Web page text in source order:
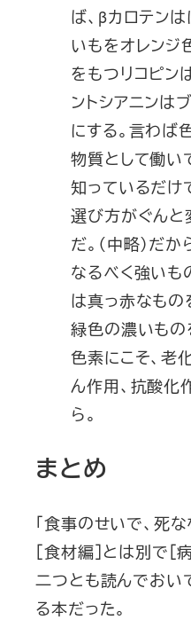
ば、βカロテン
いもをオレンジ
をもつリコピン
ントシアニンは
にする。言わば
物質として働い
知っているだけ
選び方がぐんと
だ。（中略）だ
なるべく強いも
は真っ赤なもの
緑色の濃いもの
色素にこそ、老
ん作用、抗酸化
ら。
まとめ
「食事のせいで、死
［食材編］とは別で［
二つとも読んでおい
る本だった。